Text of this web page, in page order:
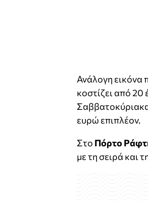
Ανάλογη εικόνα
κοστίζει από 20
ευρώ επιπλέον.
Στο Πόρτο
με τη σειρά και